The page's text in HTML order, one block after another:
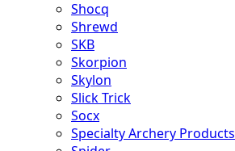
Shocq
Shrewd
SKB
Skorpion
Skylon
Slick Trick
Socx
Specialty Archery Products